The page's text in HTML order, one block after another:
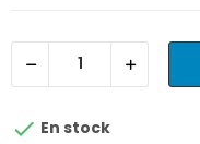
 En stock